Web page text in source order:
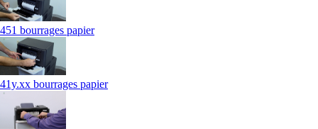
451 bourrages papier
41y.xx bourrages papier